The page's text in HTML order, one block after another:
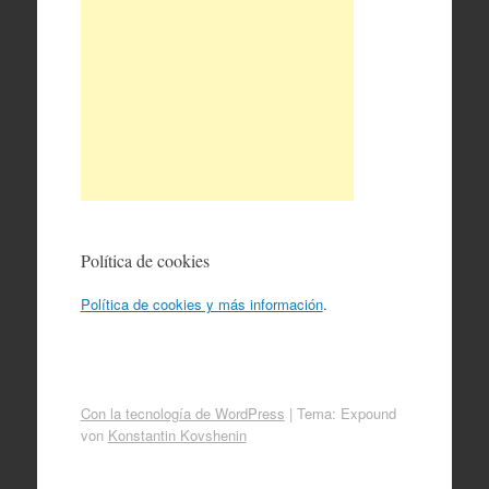
Política de cookies
Política de cookies y más información.
Con la tecnología de WordPress | Tema: Expound
von Konstantin Kovshenin